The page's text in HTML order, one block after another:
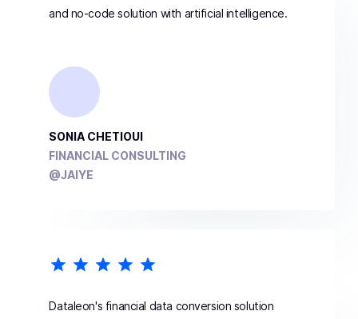
and no-code solution with artificial intelligence.
SONIA CHETIOUI
FINANCIAL CONSULTING
@JAIYE
Dataleon's financial data conversion solution